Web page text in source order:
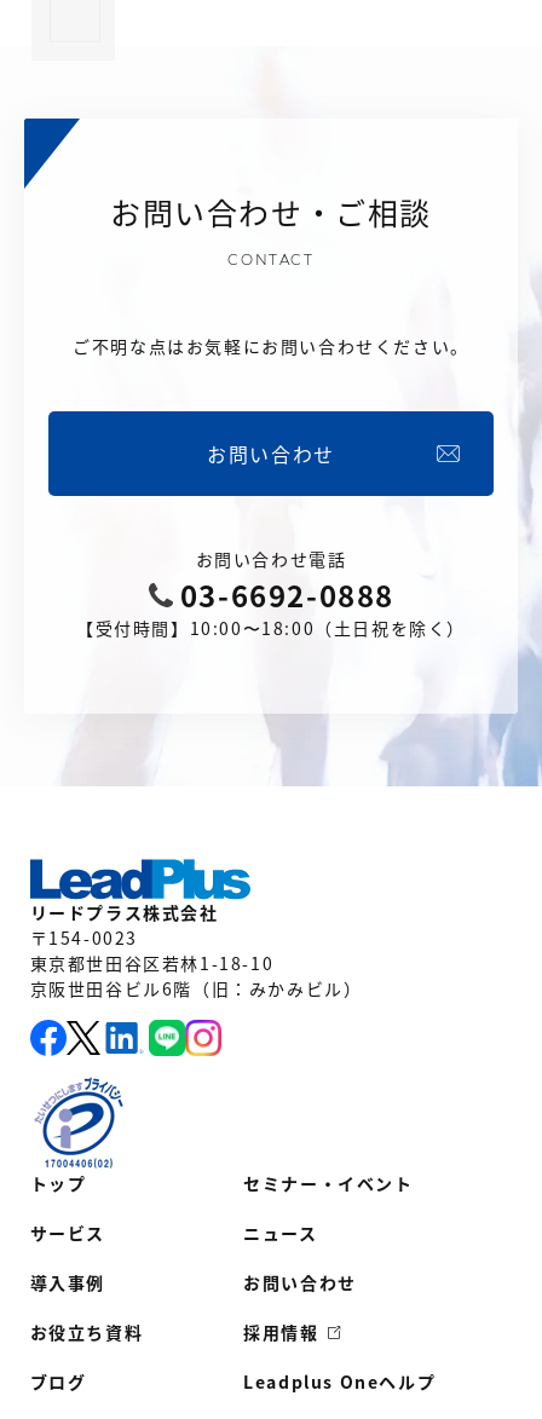
お問い合わせ・ご相談
CONTACT
ご不明な点はお気軽にお問い合わせください。
お問い合わせ
お問い合わせ電話
03-6692-0888
【受付時間】10:00〜18:00（土日祝を除く）
トップ
サービス
導入事例
お役立ち資料
ブログ
セミナー・イベント
ニュース
お問い合わせ
採用情報
Leadplus Oneヘルプ
リードプラス株式会社
〒154-0023
東京都世田谷区若林1-18-10
京阪世田谷ビル6階（旧：みかみビル）